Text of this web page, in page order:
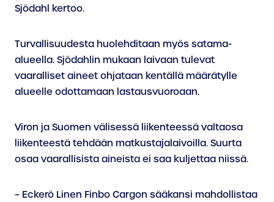
Sjödahl kertoo.
Turvallisuudesta huolehditaan myös satama-
alueella. Sjödahlin mukaan laivaan tulevat
vaaralliset aineet ohjataan kentällä määrätylle
alueelle odottamaan lastausvuoroaan.
Viron ja Suomen välisessä liikenteessä valtaosa
liikenteestä tehdään matkustajalaivoilla. Suurta
osaa vaarallisista aineista ei saa kuljettaa niissä.
– Eckerö Linen Finbo Cargon sääkansi mahdollistaa